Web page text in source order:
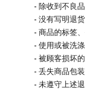
- 除收到不良
- 没有写明退
- 商品的标签
- 使用或被洗
- 被顾客损坏
- 丢失商品包
- 未遵守上述